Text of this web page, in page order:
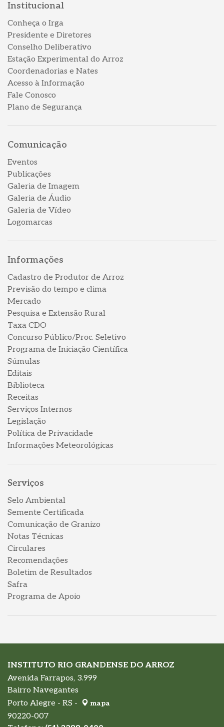
Institucional
Conheça o Irga
Presidente e Diretores
Conselho Deliberativo
Estação Experimental do Arroz
Coordenadorias e Nates
Acesso à Informação
Fale Conosco
Plano de Segurança
Comunicação
Eventos
Publicações
Galeria de Imagem
Galeria de Áudio
Galeria de Vídeo
Logomarcas
Informações
Cadastro de Produtor de Arroz
Previsão do tempo e clima
Mercado
Pesquisa e Extensão Rural
Taxa CDO
Concurso Público/Proc. Seletivo
Programa de Iniciação Científica
Súmulas
Editais
Biblioteca
Receitas
Serviços Internos
Legislação
Política de Privacidade
Informações Meteorológicas
Serviços
Selo Ambiental
Semente Certificada
Comunicação de Granizo
Notas Técnicas
Circulares
Recomendações
Boletim de Resultados
Safra
Programa de Apoio
INSTITUTO RIO GRANDENSE DO ARROZ
Avenida Farrapos, 3.999
Bairro Navegantes
Porto Alegre - RS -
mapa
90220-007